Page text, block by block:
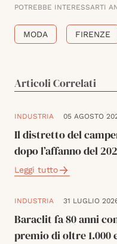
POTREBBE INTERESSARTI
MODA FIRENZE
Articoli Correlati
INDUSTRIA 05 AGOSTO
Il distretto del
dopo l’affanno del
Leggi tutto
INDUSTRIA 31 LUGLIO
Baraclit fa 80 anni
premio di oltre 1.000